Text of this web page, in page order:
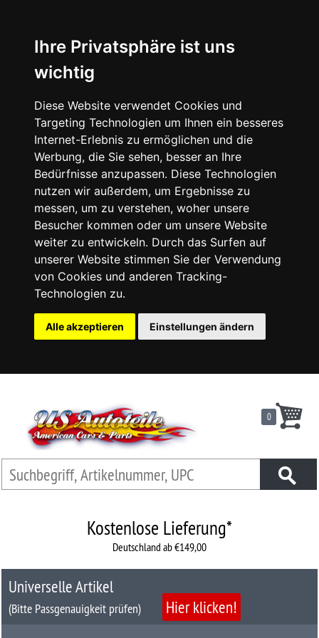
Ihre Privatsphäre ist uns
wichtig
Diese Website verwendet Cookies und
Targeting Technologien um Ihnen ein besseres
Internet-Erlebnis zu ermöglichen und die
Werbung, die Sie sehen, besser an Ihre
Bedürfnisse anzupassen. Diese Technologien
nutzen wir außerdem, um Ergebnisse zu
messen, um zu verstehen, woher unsere
Besucher kommen oder um unsere Website
weiter zu entwickeln. Durch das Surfen auf
unserer Website stimmen Sie der Verwendung
von Cookies und anderen Tracking-
Technologien zu.
Alle akzeptieren Einstellungen ändern
09503
nach
Universelles
Zubehör
Anfrage
Kontaktformular
|
Carport
0
Kostenlose Lieferung*
Deutschland ab €149,00
Universelle Artikel
(Bitte Passgenauigkeit prüfen)
Hier klicken!